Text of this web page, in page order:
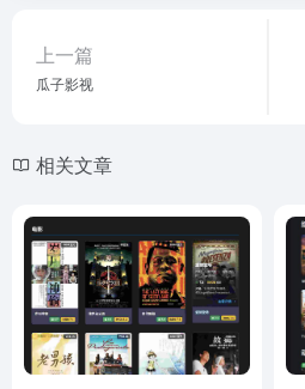
上一篇
瓜子影视
相关文章